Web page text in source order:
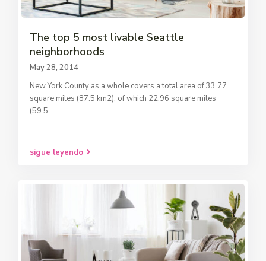
The top 5 most livable Seattle
neighborhoods
May 28, 2014
New York County as a whole covers a total area of 33.77
square miles (87.5 km2), of which 22.96 square miles
(59.5 ...
sigue leyendo